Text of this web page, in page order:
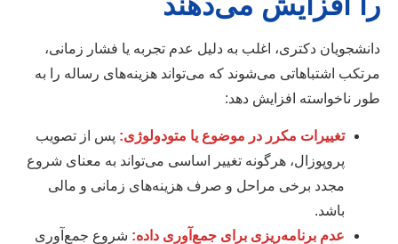
دانشجویان دکتری، اغلب به دلیل عدم تجربه یا فشار زمانی،
مرتکب اشتباهاتی می‌شوند که می‌تواند هزینه‌های رساله را به
طور ناخواسته افزایش دهد:
تغییرات مکرر در موضوع یا متودولوژی: پس از تصویب
پروپوزال، هرگونه تغییر اساسی می‌تواند به معنای شروع
مجدد برخی مراحل و صرف هزینه‌های زمانی و مالی
باشد.
عدم برنامه‌ریزی برای جمع‌آوری داده: شروع جمع‌آوری